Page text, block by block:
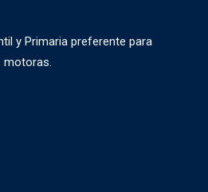
y Primaria preferente para